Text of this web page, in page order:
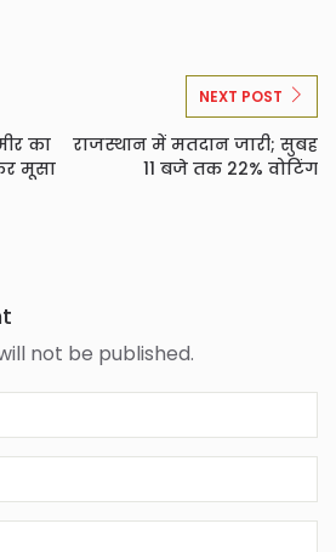
का
मूसा
NEXT POST
राजस्थान में मतदान जारी; सुबह
11 बजे तक 22% वोटिंग
not be published.